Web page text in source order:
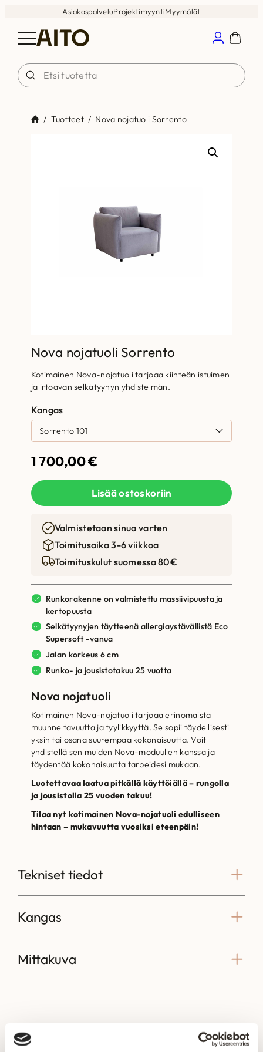
AsiakaspalveluProjektimyyntiMyymälät
/ Tuotteet / Nova nojatuoli Sorrento
Nova nojatuoli Sorrento
Kotimainen Nova-nojatuoli tarjoaa kiinteän istuimen
ja irtoavan selkätyynyn yhdistelmän.
Kangas
1 700,00€
Lisää ostoskoriin
Valmistetaan sinua varten
Toimitusaika 3-6 viikkoa
Toimituskulut suomessa 80€
Runkorakenne on valmistettu massiivipuusta ja
kertopuusta
Selkätyynyjen täytteenä allergiaystävällistä Eco
Supersoft -vanua
Jalan korkeus 6 cm
Runko- ja jousistotakuu 25 vuotta
Nova nojatuoli
Kotimainen Nova-nojatuoli tarjoaa erinomaista
muunneltavuutta ja tyylikkyyttä. Se sopii täydellisesti
yksin tai osana suurempaa kokonaisuutta. Voit
yhdistellä sen muiden Nova-moduulien kanssa ja
täydentää kokonaisuutta tarpeidesi mukaan.
Luotettavaa laatua pitkällä käyttöiällä – rungolla
ja jousistolla 25 vuoden takuu!
Tilaa nyt kotimainen Nova-nojatuoli edulliseen
hintaan – mukavuutta vuosiksi eteenpäin!
Tekniset tiedot
Kangas
Mittakuva
Voisit olla kiinnostunut myös näistä